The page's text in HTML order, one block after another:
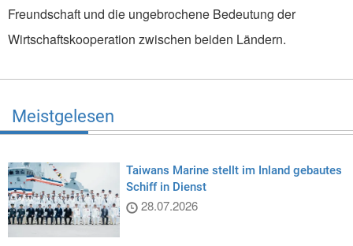
Freundschaft und die ungebrochene Bedeutung der
Wirtschaftskooperation zwischen bei­den Ländern.
Meistgelesen
Taiwans Marine stellt im Inland gebautes
Schiff in Dienst
28.07.2026